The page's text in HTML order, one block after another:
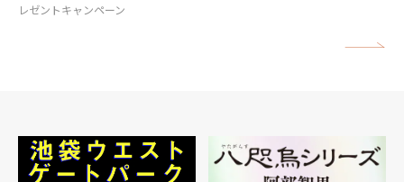
レゼントキャンペーン